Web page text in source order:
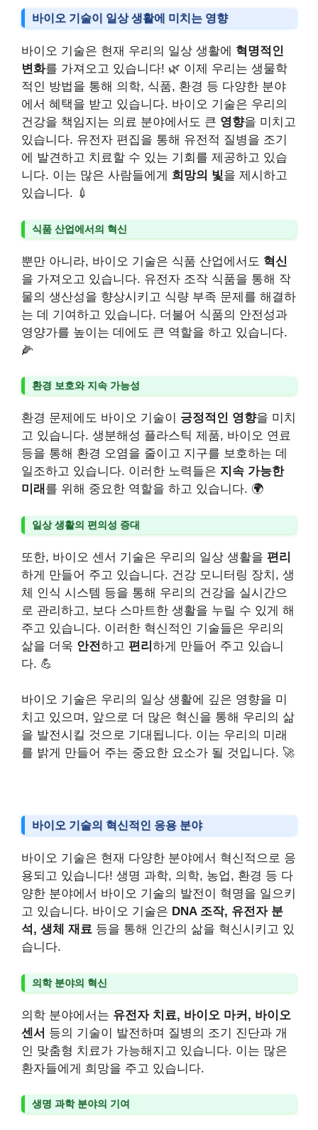
바이오 기술이 일상 생활에 미치는 영향
바이오 기술은 현재 우리의 일상 생활에 혁명적인
변화를 가져오고 있습니다! 🌿 이제 우리는 생물학
적인 방법을 통해 의학, 식품, 환경 등 다양한 분야
에서 혜택을 받고 있습니다. 바이오 기술은 우리의
건강을 책임지는 의료 분야에서도 큰 영향을 미치고
있습니다. 유전자 편집을 통해 유전적 질병을 조기
에 발견하고 치료할 수 있는 기회를 제공하고 있습
니다. 이는 많은 사람들에게 희망의 빛을 제시하고
있습니다. 💉
식품 산업에서의 혁신
뿐만 아니라, 바이오 기술은 식품 산업에서도 혁신
을 가져오고 있습니다. 유전자 조작 식품을 통해 작
물의 생산성을 향상시키고 식량 부족 문제를 해결하
는 데 기여하고 있습니다. 더불어 식품의 안전성과
영양가를 높이는 데에도 큰 역할을 하고 있습니다.
🌽
환경 보호와 지속 가능성
환경 문제에도 바이오 기술이 긍정적인 영향을 미치
고 있습니다. 생분해성 플라스틱 제품, 바이오 연료
등을 통해 환경 오염을 줄이고 지구를 보호하는 데
일조하고 있습니다. 이러한 노력들은 지속 가능한
미래 를 위해 중요한 역할을 하고 있습니다. 🌍
일상 생활의 편의성 증대
또한, 바이오 센서 기술은 우리의 일상 생활을 편리
하게 만들어 주고 있습니다. 건강 모니터링 장치, 생
체 인식 시스템 등을 통해 우리의 건강을 실시간으
로 관리하고, 보다 스마트한 생활을 누릴 수 있게 해
주고 있습니다. 이러한 혁신적인 기술들은 우리의
삶을 더욱 안전하고 편리 하게 만들어 주고 있습니
다. 💪
바이오 기술은 우리의 일상 생활에 깊은 영향을 미
치고 있으며, 앞으로 더 많은 혁신을 통해 우리의 삶
을 발전시킬 것으로 기대됩니다. 이는 우리의 미래
를 밝게 만들어 주는 중요한 요소가 될 것입니다. 🚀
바이오 기술의 혁신적인 응용 분야
바이오 기술은 현재 다양한 분야에서 혁신적으로 응
용되고 있습니다! 생명 과학, 의학, 농업, 환경 등 다
양한 분야에서 바이오 기술의 발전이 혁명을 일으키
고 있습니다. 바이오 기술은 DNA 조작, 유전자 분
석, 생체 재료 등을 통해 인간의 삶을 혁신시키고 있
습니다.
의학 분야의 혁신
의학 분야에서는 유전자 치료, 바이오 마커, 바이오
센서 등의 기술이 발전하며 질병의 조기 진단과 개
인 맞춤형 치료가 가능해지고 있습니다. 이는 많은
환자들에게 희망을 주고 있습니다.
생명 과학 분야의 기여